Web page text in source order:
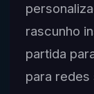
rascunho
partida
para redes